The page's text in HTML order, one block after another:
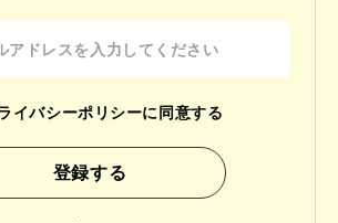
イバシーポリシーに同意する